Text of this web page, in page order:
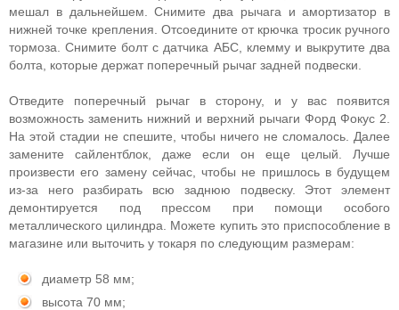
мешал в дальнейшем. Снимите два рычага и амортизатор в
нижней точке крепления. Отсоедините от крючка тросик ручного
тормоза. Снимите болт с датчика АБС, клемму и выкрутите два
болта, которые держат поперечный рычаг задней подвески.
Отведите поперечный рычаг в сторону, и у вас появится
возможность заменить нижний и верхний рычаги Форд Фокус 2.
На этой стадии не спешите, чтобы ничего не сломалось. Далее
замените сайлентблок, даже если он еще целый. Лучше
произвести его замену сейчас, чтобы не пришлось в будущем
из-за него разбирать всю заднюю подвеску. Этот элемент
демонтируется под прессом при помощи особого
металлического цилиндра. Можете купить это приспособление в
магазине или выточить у токаря по следующим размерам:
диаметр 58 мм;
высота 70 мм;